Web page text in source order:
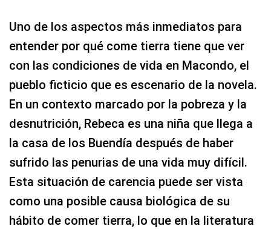
Uno de los aspectos más inmediatos para
entender por qué come tierra tiene que ver
con las condiciones de vida en Macondo, el
pueblo ficticio que es escenario de la novela.
En un contexto marcado por la pobreza y la
desnutrición, Rebeca es una niña que llega a
la casa de los Buendía después de haber
sufrido las penurias de una vida muy difícil.
Esta situación de carencia puede ser vista
como una posible causa biológica de su
hábito de comer tierra, lo que en la literatura